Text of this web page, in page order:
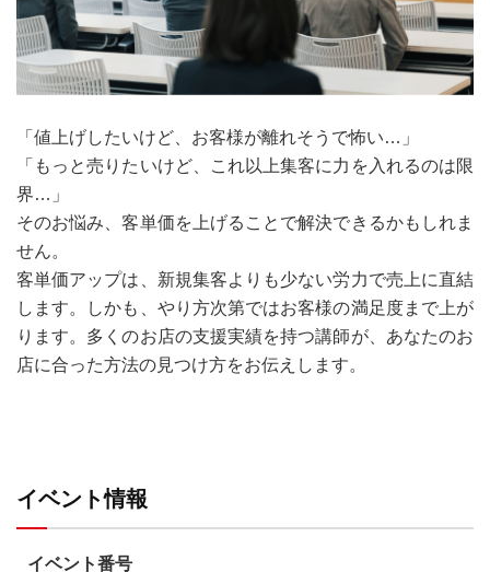
「値上げしたいけど、お客様が離れそうで怖い…」
「もっと売りたいけど、これ以上集客に力を入れるのは限
界…」
そのお悩み、客単価を上げることで解決できるかもしれま
せん。
客単価アップは、新規集客よりも少ない労力で売上に直結
します。しかも、やり方次第ではお客様の満足度まで上が
ります。多くのお店の支援実績を持つ講師が、あなたのお
店に合った方法の見つけ方をお伝えします。
イベント情報
イベント番号